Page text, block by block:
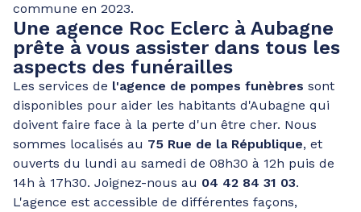
commune en 2023.
Une agence Roc Eclerc à Aubagne
prête à vous assister dans tous les
aspects des funérailles
Les services de l'agence de pompes funèbres sont
disponibles pour aider les habitants d'Aubagne qui
doivent faire face à la perte d'un être cher. Nous
sommes localisés au 75 Rue de la République, et
ouverts du lundi au samedi de 08h30 à 12h puis de
14h à 17h30. Joignez-nous au 04 42 84 31 03.
L'agence est accessible de différentes façons,